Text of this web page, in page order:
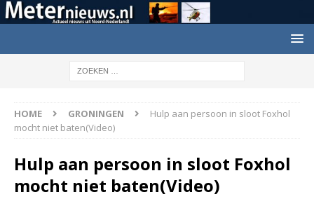
HOME GRONINGEN
Hulp aan persoon in sloot Foxhol
mocht niet baten(Video)
Hulp aan persoon in sloot Foxhol
mocht niet baten(Video)